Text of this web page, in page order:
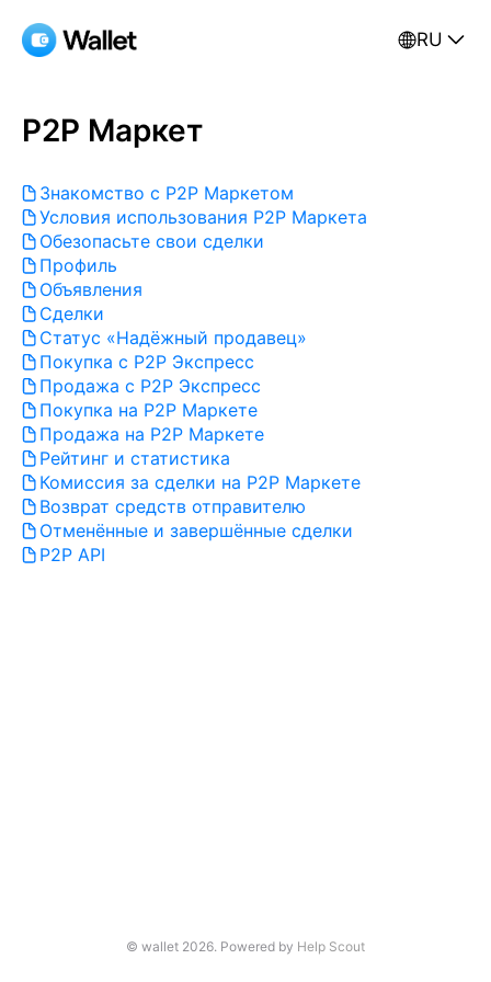
RU
P2P Маркет
Знакомство с Р2Р Маркетом
Условия использования Р2Р Маркета
Обезопасьте свои сделки
Профиль
Объявления
Сделки
Статус «Надёжный продавец»
Покупка с P2P Экспресс
Продажа с P2P Экспресс
Покупка на P2P Маркете
Продажа на Р2Р Маркете
Рейтинг и статистика
Комиссия за сделки на P2P Маркете
Возврат средств отправителю
Отменённые и завершённые сделки
P2P API
© wallet 2026. Powered by Help Scout